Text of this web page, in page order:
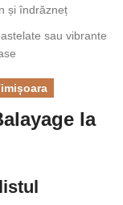
și îndrăzneț
sau vibrante
la